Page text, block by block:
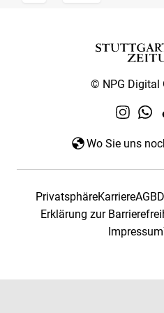
© NPG Digital
Wo Sie uns
PrivatsphäreKarriereAGB
Erklärung zur
Impressum